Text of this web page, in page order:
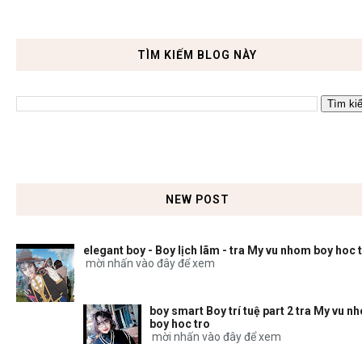
TÌM KIẾM BLOG NÀY
NEW POST
elegant boy - Boy lịch lãm - tra My vu nhom boy hoc
mời nhấn vào đây để xem
boy smart Boy trí tuệ part 2 tra My vu
boy hoc tro
mời nhấn vào đây để xem